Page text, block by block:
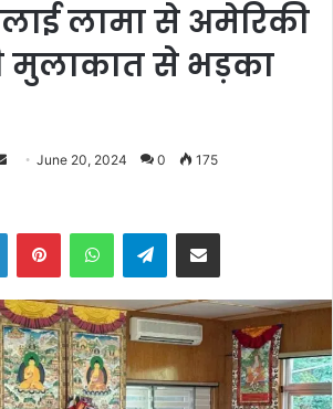
लामा से अमेरिकी
मुलाकात से भड़का
SendJune 20, 2024 0 175
LinkedInPinterestWhatsAppTelegramShare via Email